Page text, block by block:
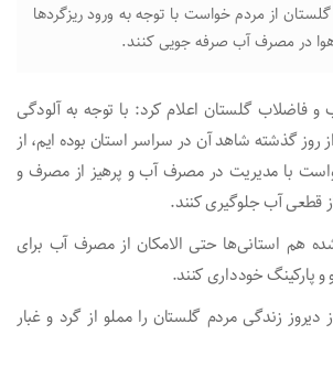
از مردم خواست با توجه به ورود ریزگرد‌ها
در مصرف آب صرفه جویی کنند.
فاضلاب گلستان اعلام کرد: با توجه به آلودگی
روز گذشته شاهد آن در سراسر استان بوده ایم، از
با مدیریت در مصرف آب و پرهیز از مصرف و
آب جلوگیری کنند.
هم استانی‌ها حتی الامکان از مصرف آب برای
خودداری کنند.
دیروز زندگی مردم گلستان را مملو از گرد و غبار